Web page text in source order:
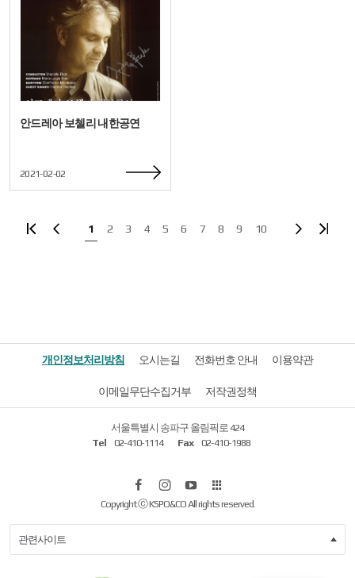
안드레아 보첼리 내한공연
2021-02-02
처음 이전 1 2 3 4 5 6 7 8 9 10 다음페이지
마지
개인정보처리방침 오시는길 전화번호 안내 이용약관
이메일무단수집거부 저작권정책
서울특별시 송파구 올림픽로 424
Tel
02-410-1114 Fax 02-410-1988
페
이
스
인
스
타
유
튜
브
림
픽
Copyright ⓒ KSPO&CO All rights reserved.
관련사이트